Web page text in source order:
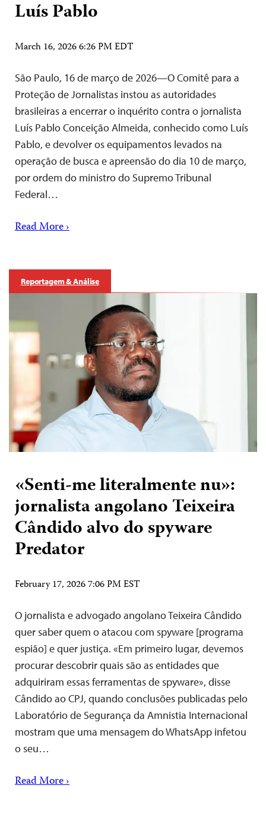
Luís Pablo
March 16, 2026 6:26 PM EDT
São Paulo, 16 de março de 2026—O Comitê para a
Proteção de Jornalistas instou as autoridades
brasileiras a encerrar o inquérito contra o jornalista
Luís Pablo Conceição Almeida, conhecido como Luís
Pablo, e devolver os equipamentos levados na
operação de busca e apreensão do dia 10 de março,
por ordem do ministro do Supremo Tribunal
Federal…
Read More ›
Reportagem & Análise
«Senti-me literalmente nu»:
jornalista angolano Teixeira
Cândido alvo do spyware
Predator
February 17, 2026 7:06 PM EST
O jornalista e advogado angolano Teixeira Cândido
quer saber quem o atacou com spyware [programa
espião] e quer justiça. «Em primeiro lugar, devemos
procurar descobrir quais são as entidades que
adquiriram essas ferramentas de spyware», disse
Cândido ao CPJ, quando conclusões publicadas pelo
Laboratório de Segurança da Amnistia Internacional
mostram que uma mensagem do WhatsApp infetou
o seu…
Read More ›